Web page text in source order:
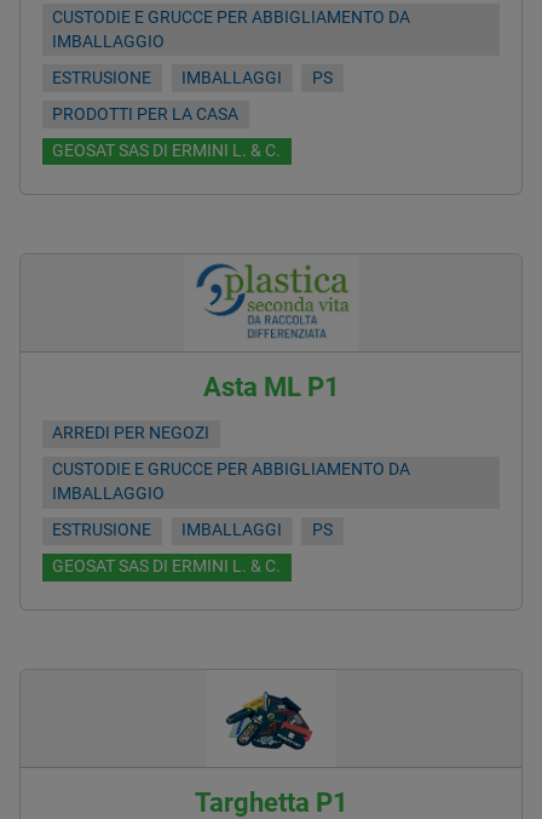
CUSTODIE E GRUCCE PER ABBIGLIAMENTO DA
IMBALLAGGIO
ESTRUSIONE
IMBALLAGGI
PS
PRODOTTI PER LA CASA
GEOSAT SAS DI ERMINI L. & C.
Asta ML P1
ARREDI PER NEGOZI
CUSTODIE E GRUCCE PER ABBIGLIAMENTO DA
IMBALLAGGIO
ESTRUSIONE
IMBALLAGGI
PS
GEOSAT SAS DI ERMINI L. & C.
Targhetta P1